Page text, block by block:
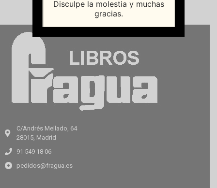
C/Andrés Mellado, 64
28015, Madrid
91 549 18 06
pedidos@fragua.es
Disculpe la molestia y muchas
gracias.